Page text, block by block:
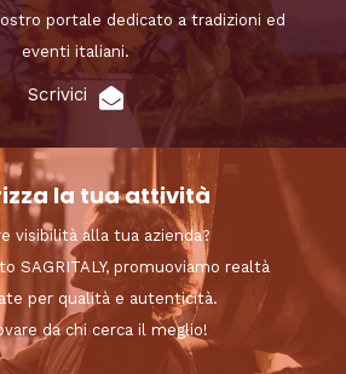
portale dedicato a tradizioni ed
eventi italiani.
Scrivici
la tua attività
visibilità alla tua azienda?
SAGRITALY, promuoviamo realtà
per qualità e autenticità.
da chi cerca il meglio!